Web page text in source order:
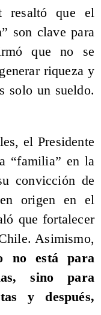
resaltó que el
son clave para
que no se
riqueza y
solo un sueldo.
el Presidente
“familia” en la
convicción de
origen en el
que fortalecer
Asimismo,
no está para
sino para
y después,